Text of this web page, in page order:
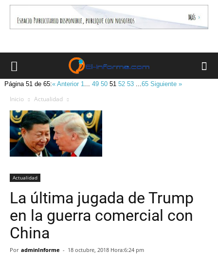
Página 51 de 65:« Anterior 1... 49 50 5152 53 ...65Siguiente »
Inicio Actualidad
Actualidad
La última jugada de Trump
en la guerra comercial con
China
Por adminInforme - 18 octubre, 2018 Hora:6:24 pm